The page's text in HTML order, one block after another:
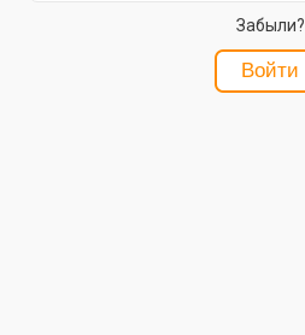
Забыли?
Войти